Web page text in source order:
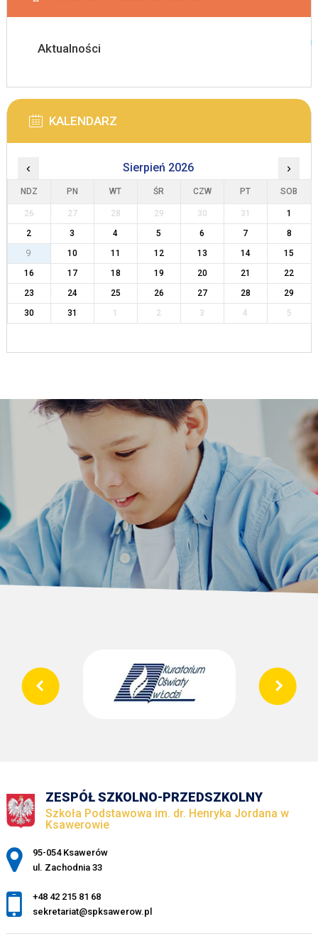
Aktualności
KALENDARZ
‹ Sierpień 2026 ›
NDZ PN WT ŚR CZW PT SOB
26 27 28 29 30 31
1
2
3 4 5 6 7
8
9
10 11 12 13 14
15
16
17 18 19 20 21
22
23
24 25 26 27 28
29
30
31 1 2 3 4 5
ZESPÓŁ SZKOLNO-PRZEDSZKOLNY
Szkoła Podstawowa im. dr. Henryka Jordana w
Ksawerowie
Adres pocztowy:
95-054 Ksawerów
ul. Zachodnia 33
+48 42 215 81 68
sekretariat@spksawerow.pl